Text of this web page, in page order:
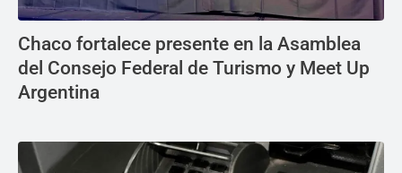
Chaco fortalece presente en la Asamblea
del Consejo Federal de Turismo y Meet Up
Argentina